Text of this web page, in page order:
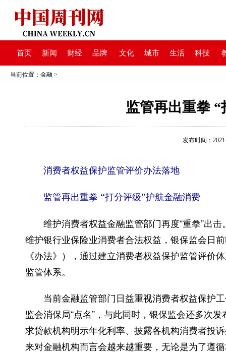
首页 新闻 财经 品牌 文化 城市 生活 科技
当前位置： 金融 >
监管再出重拳
发布时间：
消费者权益保护监管评价办法落地
监管再出重拳 “打分评级”护航金融消费
维护消费者权益金融监管部门再度“重拳”出击
维护银行业保险业消费者合法权益，银保监会日
《办法》），通过建立消费者权益保护监管评价
监管体系。
当前金融监管部门日益重视消费者权益保护工
监会消保局“点名”，与此同时，银保监会还多次
求贷款机构明示年化利率、披露各机构消费者投
来对金融机构而言会越来越重要，无论是为了遵